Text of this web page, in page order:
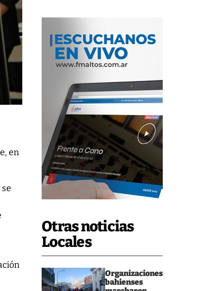
Otras noticias
Locales
Organizaciones
bahienses
en